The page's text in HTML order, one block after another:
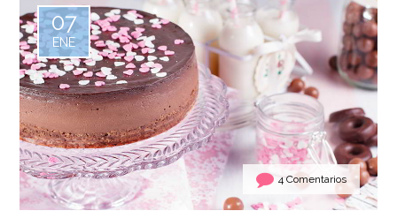
07
ENE
4 Comentarios